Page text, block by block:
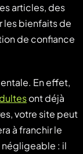
articles, des
les bienfaits de
de confiance
En effet,
ont déjà
votre site peut
à franchir le
négligeable : il